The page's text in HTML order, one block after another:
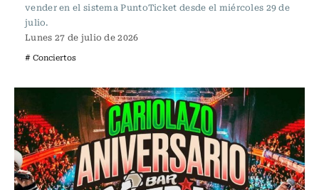
vender en el sistema PuntoTicket desde el miércoles 29 de
julio.
Lunes 27 de julio de 2026
# Conciertos